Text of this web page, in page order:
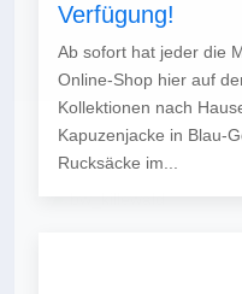
Verfügung!
Ab sofort hat jeder die
Online-Shop hier auf
Kollektionen nach
Kapuzenjacke in Blau-
Rucksäcke im...